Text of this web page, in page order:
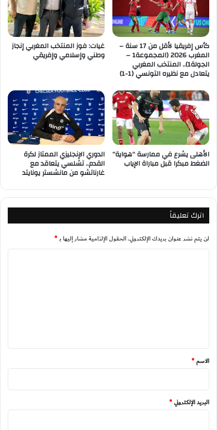
كأس إفريقيا لأقل من 17 سنة –
المغرب 2026 (المجموعة1 –
الجولة1).. المنتخب المغربي
يتعادل مع نظيره التونسي (1-1)
غيات: فوز المنتخب المغربي إنجاز
وطني وإسلامي وإفريقي
الأهلى يشرع في ممارسة “هواية”
الضغط مبكرا قبل مباراة الإياب
الدوري الإنجليزي الممتاز لكرة
القدم.. تشلسي يتعاقد مع
غارناتشو من مانشستر يونايتد
اترك تعليقاً
لن يتم نشر عنوان بريدك الإلكتروني.الحقول الإلزامية مشار إليها بـ*
*
الاسم*
البريد الإلكتروني*